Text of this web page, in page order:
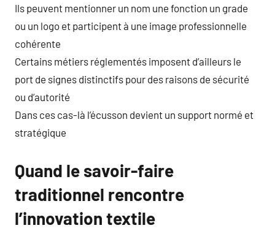
Ils peuvent mentionner un nom une fonction un grade
ou un logo et participent à une image professionnelle
cohérente
Certains métiers réglementés imposent d’ailleurs le
port de signes distinctifs pour des raisons de sécurité
ou d’autorité
Dans ces cas-là l’écusson devient un support normé et
stratégique
Quand le savoir-faire
traditionnel rencontre
l’innovation textile